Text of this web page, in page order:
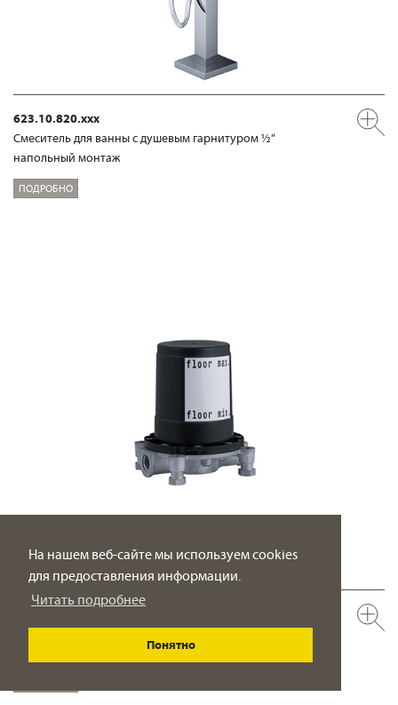
На нашем веб-сайте мы используем cookies
для предоставления информации.
Читать подробнее
Понятно
623.10.820.xxx
Смеситель для ванны с душевым гарнитуром ½“
напольный монтаж
ПОДРОБНО
Встраиваемая часть в пол
закладная деталь в пол с креплениями